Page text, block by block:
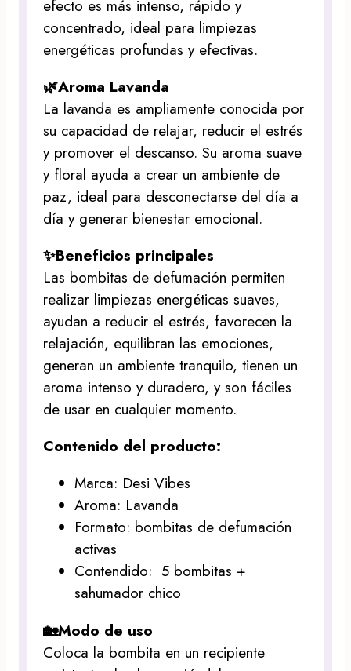
efecto es más intenso, rápido y
concentrado, ideal para limpiezas
energéticas profundas y efectivas.
🌿Aroma Lavanda
La lavanda es ampliamente conocida por
su capacidad de relajar, reducir el estrés
y promover el descanso. Su aroma suave
y floral ayuda a crear un ambiente de
paz, ideal para desconectarse del día a
día y generar bienestar emocional.
✨Beneficios principales
Las bombitas de defumación permiten
realizar limpiezas energéticas suaves,
ayudan a reducir el estrés, favorecen la
relajación, equilibran las emociones,
generan un ambiente tranquilo, tienen un
aroma intenso y duradero, y son fáciles
de usar en cualquier momento.
Contenido del producto:
Marca: Desi Vibes
Aroma: Lavanda
Formato: bombitas de defumación
activas
Contendido: 5 bombitas +
sahumador chico
🏡Modo de uso
Coloca la bombita en un recipiente